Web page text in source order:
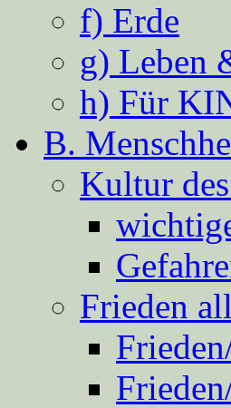
f) Erde
g) Leben
h) Für
B.
Kultur
Frieden